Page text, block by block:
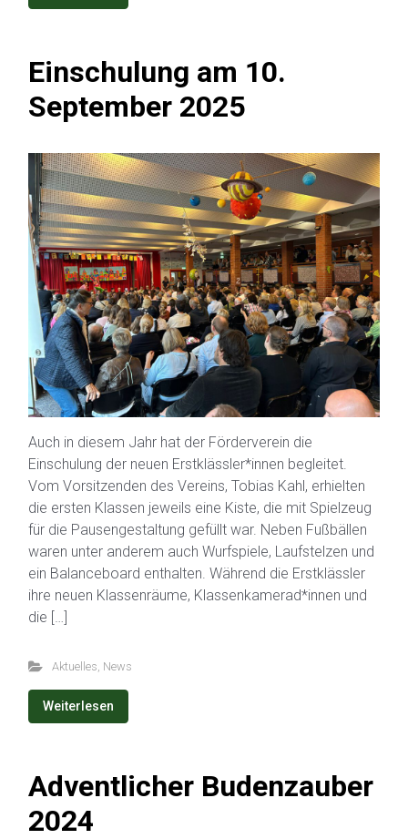
Einschulung am 10.
September 2025
Auch in diesem Jahr hat der Förderverein die
Einschulung der neuen Erstklässler*innen begleitet.
Vom Vorsitzenden des Vereins, Tobias Kahl, erhielten
die ersten Klassen jeweils eine Kiste, die mit Spielzeug
für die Pausengestaltung gefüllt war. Neben Fußbällen
waren unter anderem auch Wurfspiele, Laufstelzen und
ein Balanceboard enthalten. Während die Erstklässler
ihre neuen Klassenräume, Klassenkamerad*innen und
die […]
Aktuelles News
Weiterlesen
Adventlicher Budenzauber
2024